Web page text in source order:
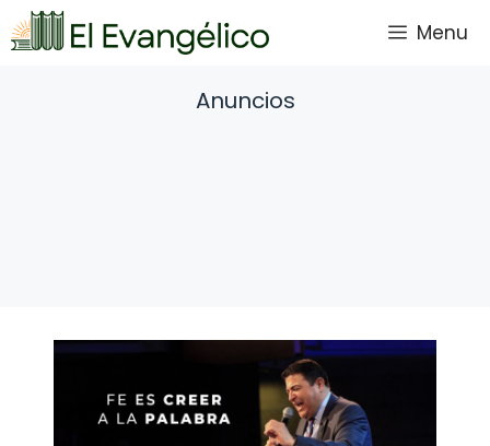
Saltar
al
Menu
Anuncios